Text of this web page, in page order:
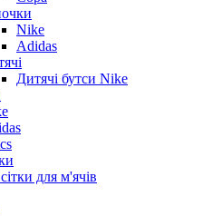
Nike
Adidas
Дитячі бутси Nike
для м'ячів